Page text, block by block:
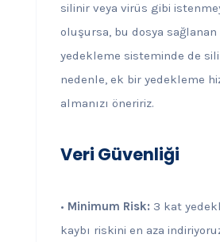
silinir veya virüs gibi
oluşursa, bu dosya
yedekleme sisteminde de
nedenle, ek bir yedekleme
almanızı öneririz.
Veri Güvenliği
• Minimum Risk: 3 kat
kaybı riskini en aza